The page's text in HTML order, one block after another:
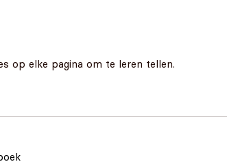
op elke pagina om te leren tellen.